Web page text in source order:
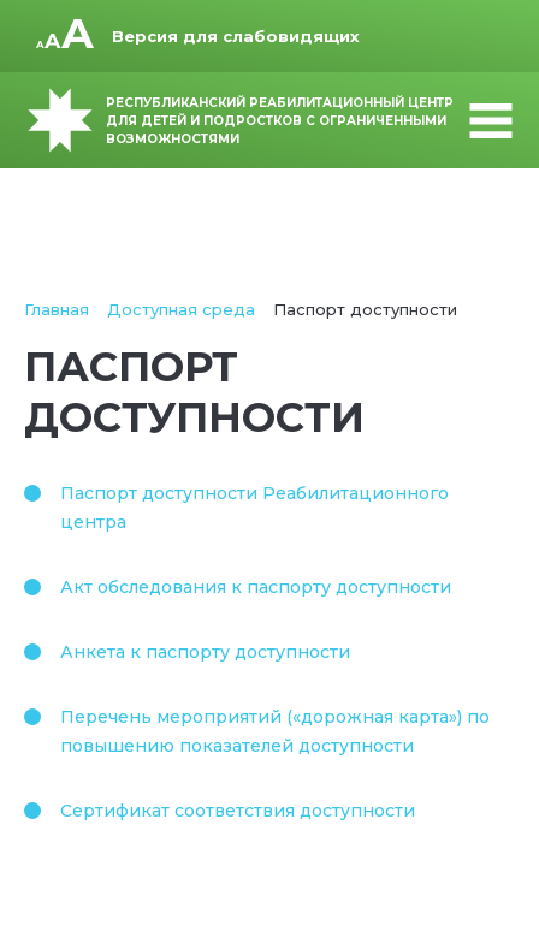
Версия для слабовидящих
РЕСПУБЛИКАНСКИЙ РЕАБИЛИТАЦИОННЫЙ ЦЕНТР
ДЛЯ ДЕТЕЙ И ПОДРОСТКОВ С ОГРАНИЧЕННЫМИ
ВОЗМОЖНОСТЯМИ
Главная Доступная среда Паспорт доступности
ПАСПОРТ
ДОСТУПНОСТИ
Паспорт доступности Реабилитационного
центра
Акт обследования к паспорту доступности
Анкета к паспорту доступности
Перечень мероприятий («дорожная карта») по
повышению показателей доступности
Сертификат соответствия доступности